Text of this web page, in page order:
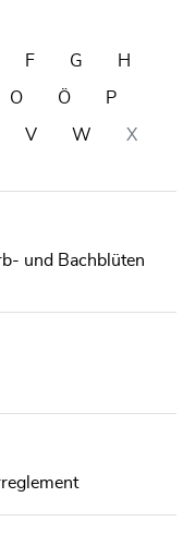
F G H
O Ö P
V W X
und Bachblüten